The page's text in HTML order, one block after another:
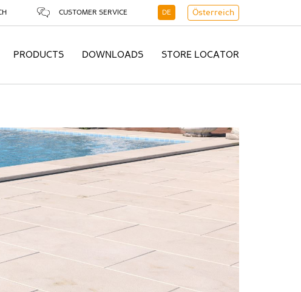
CUSTOMER SERVICE DE Österreich
PRODUCTS DOWNLOADS STORE LOCATOR